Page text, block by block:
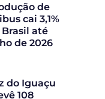
de
cai 3,1%
Brasil até
de 2026
do Iguaçu
108